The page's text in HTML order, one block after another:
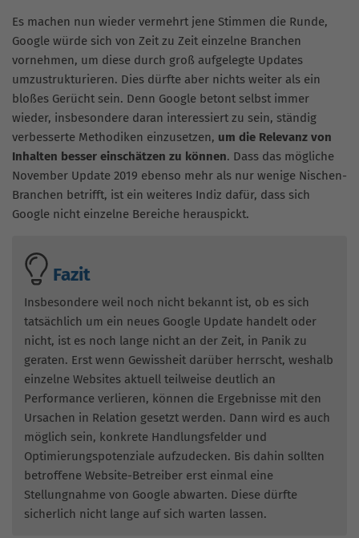
Es machen nun wieder vermehrt jene Stimmen die Runde,
Google würde sich von Zeit zu Zeit einzelne Branchen
vornehmen, um diese durch groß aufgelegte Updates
umzustrukturieren. Dies dürfte aber nichts weiter als ein
bloßes Gerücht sein. Denn Google betont selbst immer
wieder, insbesondere daran interessiert zu sein, ständig
verbesserte Methodiken einzusetzen, um die Relevanz von
Inhalten besser einschätzen zu können. Dass das mögliche
November Update 2019 ebenso mehr als nur wenige Nischen-
Branchen betrifft, ist ein weiteres Indiz dafür, dass sich
Google nicht einzelne Bereiche herauspickt.
Fazit
Insbesondere weil noch nicht bekannt ist, ob es sich
tatsächlich um ein neues Google Update handelt oder
nicht, ist es noch lange nicht an der Zeit, in Panik zu
geraten. Erst wenn Gewissheit darüber herrscht, weshalb
einzelne Websites aktuell teilweise deutlich an
Performance verlieren, können die Ergebnisse mit den
Ursachen in Relation gesetzt werden. Dann wird es auch
möglich sein, konkrete Handlungsfelder und
Optimierungspotenziale aufzudecken. Bis dahin sollten
betroffene Website-Betreiber erst einmal eine
Stellungnahme von Google abwarten. Diese dürfte
sicherlich nicht lange auf sich warten lassen.